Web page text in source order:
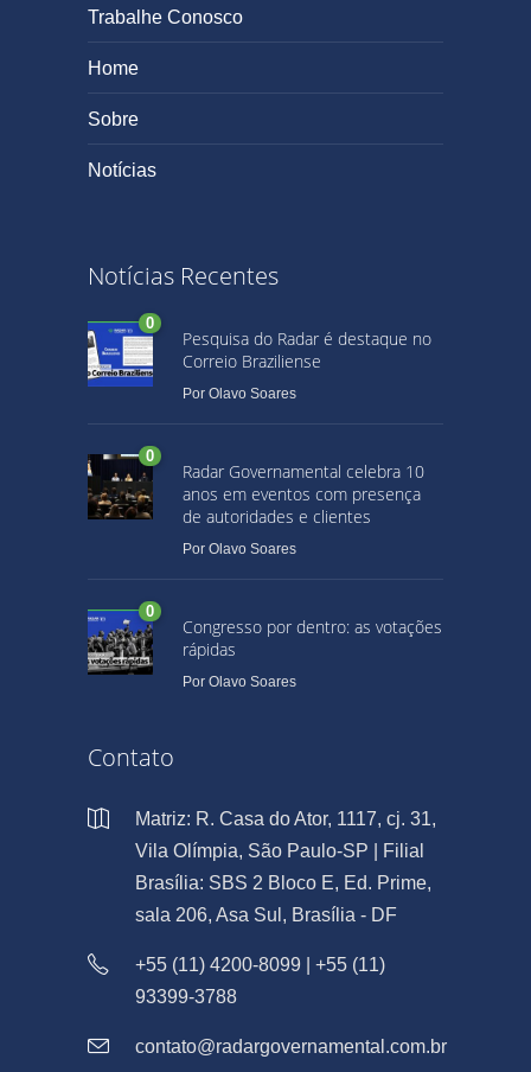
Trabalhe Conosco
Home
Sobre
Notícias
Notícias Recentes
0
Pesquisa do Radar é destaque no
Correio Braziliense
Por Olavo Soares
0
Radar Governamental celebra 10
anos em eventos com presença
de autoridades e clientes
Por Olavo Soares
0
Congresso por dentro: as votações
rápidas
Por Olavo Soares
Contato
Matriz: R. Casa do Ator, 1117, cj. 31,
Vila Olímpia, São Paulo-SP | Filial
Brasília: SBS 2 Bloco E, Ed. Prime,
sala 206, Asa Sul, Brasília - DF
+55 (11) 4200-8099 | +55 (11)
93399-3788
contato@radargovernamental.com.br